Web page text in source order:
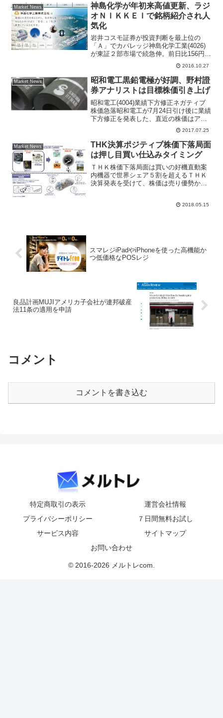
Market News
神島化学が年初来高値更新、ラジ
オＮＩＫＫＥＩで銘柄紹介され人
気化
岩井コスモ証券が投資判断を最上位の
「Ａ」でカバレッジ神島化学工業(4026)
が東証２部市場で続急伸。前日比156円
（14.4％）高の1241円まで買われ、17日
につけた年初来高値1223円を更新してい
る。岩井コスモ証券が新規に投資判断を
最上...
2016.10.27
Market News
昭和電工黒鉛電極が好調、野村證
券アナリストは目標株価引き上げ
昭和電工(4004)業績下方修正ネガティブ
株価急落昭和電工が7月24日引け後に業績
下方修正を発表した、直近の株価はアナ
リスト投資判断の引き上げで急上昇して
ただけに、失望売りと株価上昇の反動や
すとなっている。朝方から売り気配で始
まった同社株、...
2017.07.25
Market News
THK決算ポジティブ株価下落局面
は押し目買い仕込みタイミング
ＴＨＫ株価下落局面は買いの好機直動案
内機器で世界シェア５割を超えるＴＨＫ
決算発表を受けて、株価は売り優勢から
の3785円まで売り込まれたが、アナリス
2018.05.15
スマレジiPadやiPhoneを使った高機能か
つ低価格なPOSレジ
良品計画MUJIアメリカ子会社が連邦破産
法11条の適用を申請
コメント
コメントを書き込む
特定商取引の表示
運営会社情報
プライバシーポリシー
７日間無料お試し
サービス内容
サイトマップ
お問い合わせ
© 2016-2026 メルトレcom.